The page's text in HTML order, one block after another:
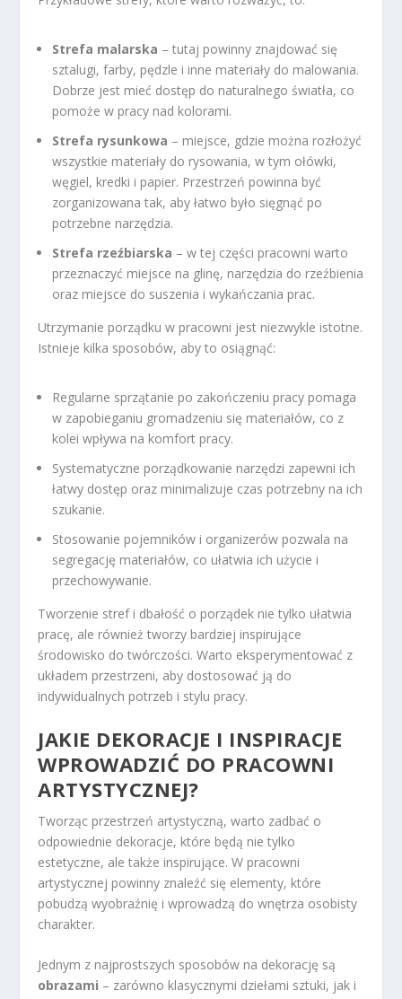
Strefa malarska – tutaj powinny znajdować się
sztalugi, farby, pędzle i inne materiały do malowania.
Dobrze jest mieć dostęp do naturalnego światła, co
pomoże w pracy nad kolorami.
Strefa rysunkowa – miejsce, gdzie można rozłożyć
wszystkie materiały do rysowania, w tym ołówki,
węgiel, kredki i papier. Przestrzeń powinna być
zorganizowana tak, aby łatwo było sięgnąć po
potrzebne narzędzia.
Strefa rzeźbiarska – w tej części pracowni warto
przeznaczyć miejsce na glinę, narzędzia do rzeźbienia
oraz miejsce do suszenia i wykańczania prac.
Utrzymanie porządku w pracowni jest niezwykle istotne.
Istnieje kilka sposobów, aby to osiągnąć:
Regularne sprzątanie po zakończeniu pracy pomaga
w zapobieganiu gromadzeniu się materiałów, co z
kolei wpływa na komfort pracy.
Systematyczne porządkowanie narzędzi zapewni ich
łatwy dostęp oraz minimalizuje czas potrzebny na ich
szukanie.
Stosowanie pojemników i organizerów pozwala na
segregację materiałów, co ułatwia ich użycie i
przechowywanie.
Tworzenie stref i dbałość o porządek nie tylko ułatwia
pracę, ale również tworzy bardziej inspirujące
środowisko do twórczości. Warto eksperymentować z
układem przestrzeni, aby dostosować ją do
indywidualnych potrzeb i stylu pracy.
JAKIE DEKORACJE I INSPIRACJE
WPROWADZIĆ DO PRACOWNI
ARTYSTYCZNEJ?
Tworząc przestrzeń artystyczną, warto zadbać o
odpowiednie dekoracje, które będą nie tylko
estetyczne, ale także inspirujące. W pracowni
artystycznej powinny znaleźć się elementy, które
pobudzą wyobraźnię i wprowadzą do wnętrza osobisty
charakter.
Jednym z najprostszych sposobów na dekorację są
obrazami – zarówno klasycznymi dziełami sztuki, jak i